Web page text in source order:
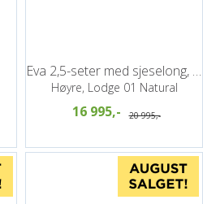
Eva 2,5-seter med sjeselong, PG3
Høyre, Lodge 01 Natural
16 995,- 20 995,-